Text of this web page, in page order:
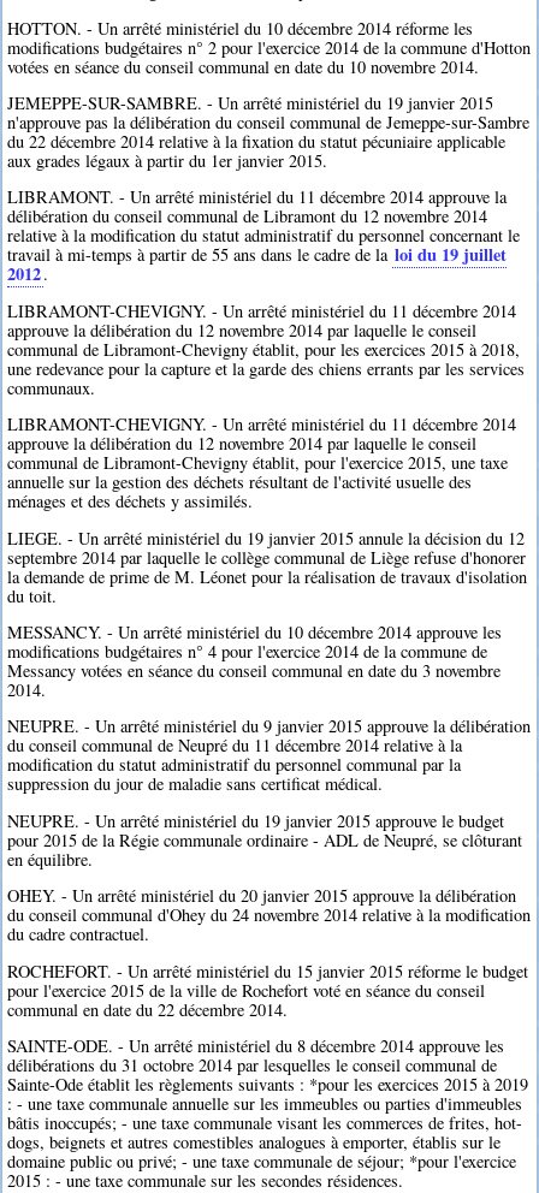
HOTTON. - Un arrêté ministériel du 10 décembre 2014 réforme les
modifications budgétaires n° 2 pour l'exercice 2014 de la commune d'Hotton
votées en séance du conseil communal en date du 10 novembre 2014.
JEMEPPE-SUR-SAMBRE. - Un arrêté ministériel du 19 janvier 2015
n'approuve pas la délibération du conseil communal de Jemeppe-sur-Sambre
du 22 décembre 2014 relative à la fixation du statut pécuniaire applicable
aux grades légaux à partir du 1er janvier 2015.
LIBRAMONT. - Un arrêté ministériel du 11 décembre 2014 approuve la
délibération du conseil communal de Libramont du 12 novembre 2014
relative à la modification du statut administratif du personnel concernant le
travail à mi-temps à partir de 55 ans dans le cadre de la loi du 19 juillet
2012.
LIBRAMONT-CHEVIGNY. - Un arrêté ministériel du 11 décembre 2014
approuve la délibération du 12 novembre 2014 par laquelle le conseil
communal de Libramont-Chevigny établit, pour les exercices 2015 à 2018,
une redevance pour la capture et la garde des chiens errants par les services
communaux.
LIBRAMONT-CHEVIGNY. - Un arrêté ministériel du 11 décembre 2014
approuve la délibération du 12 novembre 2014 par laquelle le conseil
communal de Libramont-Chevigny établit, pour l'exercice 2015, une taxe
annuelle sur la gestion des déchets résultant de l'activité usuelle des
ménages et des déchets y assimilés.
LIEGE. - Un arrêté ministériel du 19 janvier 2015 annule la décision du 12
septembre 2014 par laquelle le collège communal de Liège refuse d'honorer
la demande de prime de M. Léonet pour la réalisation de travaux d'isolation
du toit.
MESSANCY. - Un arrêté ministériel du 10 décembre 2014 approuve les
modifications budgétaires n° 4 pour l'exercice 2014 de la commune de
Messancy votées en séance du conseil communal en date du 3 novembre
2014.
NEUPRE. - Un arrêté ministériel du 9 janvier 2015 approuve la délibération
du conseil communal de Neupré du 11 décembre 2014 relative à la
modification du statut administratif du personnel communal par la
suppression du jour de maladie sans certificat médical.
NEUPRE. - Un arrêté ministériel du 19 janvier 2015 approuve le budget
pour 2015 de la Régie communale ordinaire - ADL de Neupré, se clôturant
en équilibre.
OHEY. - Un arrêté ministériel du 20 janvier 2015 approuve la délibération
du conseil communal d'Ohey du 24 novembre 2014 relative à la modification
du cadre contractuel.
ROCHEFORT. - Un arrêté ministériel du 15 janvier 2015 réforme le budget
pour l'exercice 2015 de la ville de Rochefort voté en séance du conseil
communal en date du 22 décembre 2014.
SAINTE-ODE. - Un arrêté ministériel du 8 décembre 2014 approuve les
délibérations du 31 octobre 2014 par lesquelles le conseil communal de
Sainte-Ode établit les règlements suivants : *pour les exercices 2015 à 2019
: - une taxe communale annuelle sur les immeubles ou parties d'immeubles
bâtis inoccupés; - une taxe communale visant les commerces de frites, hot-
dogs, beignets et autres comestibles analogues à emporter, établis sur le
domaine public ou privé; - une taxe communale de séjour; *pour l'exercice
2015 : - une taxe communale sur les secondes résidences.